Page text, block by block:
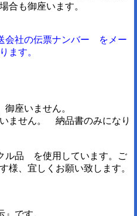
合も御座います。
会社の伝票ナンバー をメー
ます。
座いません。
ません。 納品書のみになり
ル品 を使用しています。ご
様、宜しくお願い致します。
』です。